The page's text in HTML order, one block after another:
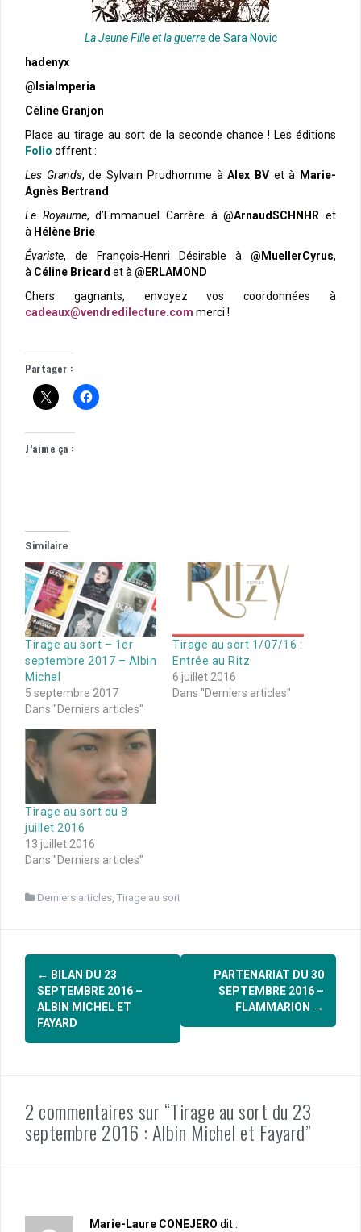
La Jeune Fille et la guerrede Sara Novic
hadenyx
@IsiaImperia
Céline Granjon
Place au tirage au sort de la seconde chance ! Les éditions
Folio offrent :
Les Grands, de Sylvain Prudhomme àAlex BVet à
Marie-
Agnès Bertrand
Le Royaume, d’Emmanuel Carrère à@ArnaudSCHNHR et
à Hélène Brie
Évariste, de François-Henri Désirable à @MuellerCyrus,
à Céline Bricard et à @ERLAMOND
Chers gagnants, envoyez vos coordonnées à
cadeaux@vendredilecture.com merci !
Partager :
J’aime ça :
Similaire
Tirage au sort – 1er
septembre 2017 – Albin
Michel
5 septembre 2017
Dans "Derniers articles"
Tirage au sort 1/07/16 :
Entrée au Ritz
6 juillet 2016
Dans "Derniers articles"
Tirage au sort du 8
juillet 2016
13 juillet 2016
Dans "Derniers articles"
Derniers articles, Tirage au sort
Navigation
d'article
← BILAN DU 23
SEPTEMBRE 2016 –
ALBIN MICHEL ET
FAYARD
PARTENARIAT DU 30
SEPTEMBRE 2016 –
FLAMMARION →
2 commentaires sur “Tirage au sort du 23
septembre 2016 : Albin Michel et Fayard”
Marie-Laure CONEJERO dit :